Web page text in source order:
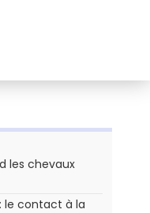
les chevaux
le contact à la